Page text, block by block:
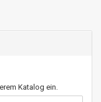
Katalog ein.